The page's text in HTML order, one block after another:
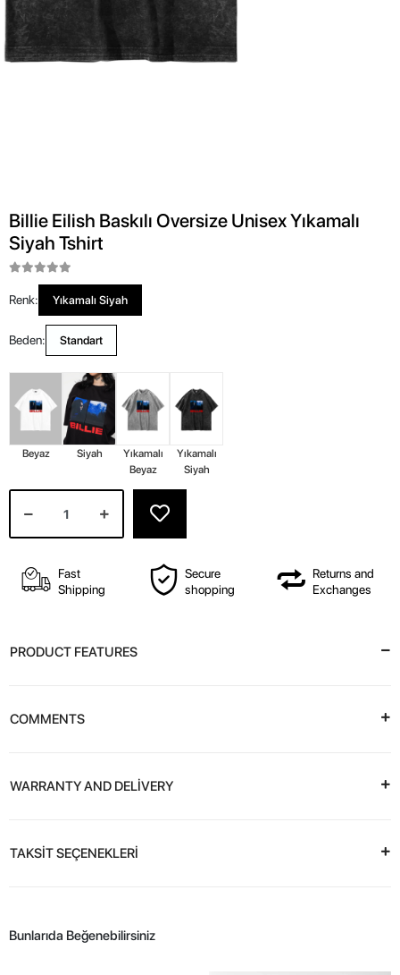
Billie Eilish Baskılı Oversize Unisex Yıkamalı
Siyah Tshirt
Renk: Yıkamalı Siyah
Beden: Standart
Beyaz Siyah
Yıkamalı
Beyaz
Yıkamalı
Siyah
Fast
Shipping
Secure
shopping
Returns and
Exchanges
PRODUCT FEATURES
COMMENTS
WARRANTY AND DELİVERY
TAKSİT SEÇENEKLERİ
Bunlarıda Beğenebilirsiniz